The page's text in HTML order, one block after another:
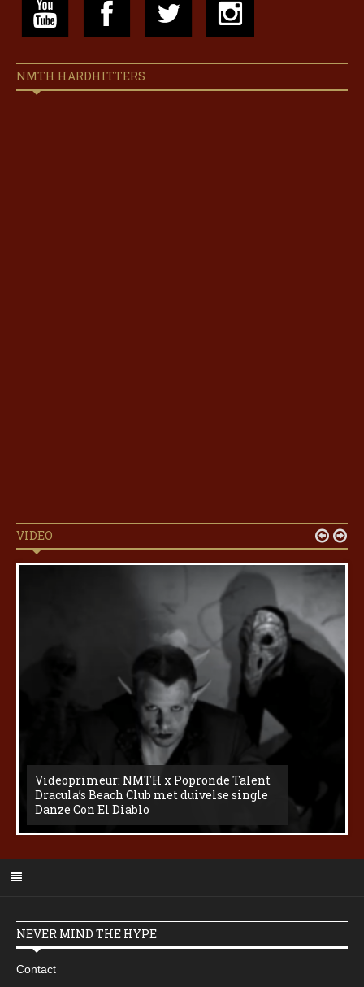
NMTH HARDHITTERS
VIDEO
Videoprimeur: NMTH x Popronde Talent
Dracula’s Beach Club met duivelse single
Danze Con El Diablo
 
NEVER MIND THE HYPE
Contact